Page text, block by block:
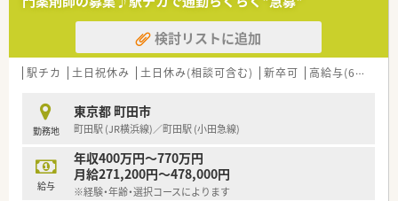
ます
■在宅医療にも積極的取り組んでおり「訪問調剤特化型店舗」を
50店舗以上、無菌調剤室は業界最多の51店舗設置しています
■「プラチナくるみん認定企業」「健康経営優良法人2023（大規模
法人部門）認定」等を取得し一人ひとりが働きやすい環境が整備
■充実した研修制度、人事制度、評価制度、キャリア支援制度等
があるのも特徴です
検討リストに追加
駅チカ 土日祝休み 土日休み(相談可含む) 新卒可 高給与(600万円以上)
勤務地
東京都 町田市
町田駅 (JR横浜線)／町田駅 (小田急線)
給与
年収400万円～770万円
月給271,200円～478,000円
※経験・年齢・選択コースによります